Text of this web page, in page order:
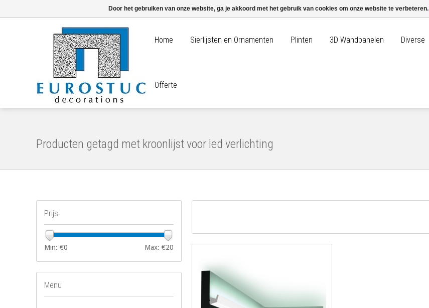
Home Sierlijsten en Ornamenten Plinten 3D Wandpanelen Diverse
Offerte
Producten getagd met kroonlijst voor led verlichting
Prijs
Min: €0 Max: €20
Menu
Door het gebruiken van onze website, ga je akkoord met het gebruik van cookies om onze website te verbeteren.